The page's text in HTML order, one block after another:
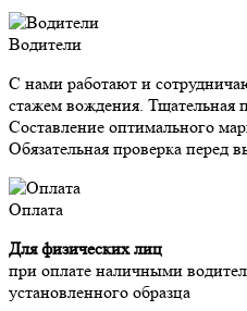
Водители
С нами работают и
стажем вождения. Тщательная
Составление оптимального
Обязательная проверка перед
Оплата
Для физических лиц
при оплате наличными
установленного образца